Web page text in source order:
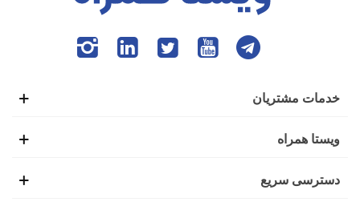
این شرایط باعث شده بود تا گوشی‌های هوشمند اولیه با عنوان
خدمات مشتریان
ویستا همراه
دسترسی سریع